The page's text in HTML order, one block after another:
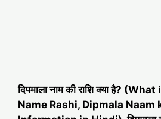
दिपमाला नाम कीराशिक्या है?
Name Rashi, Dipmala Naam